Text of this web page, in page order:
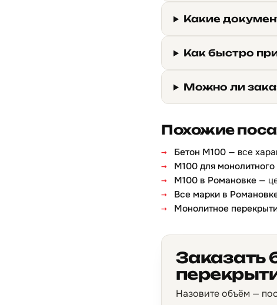
Какие
Как быстро
Можно ли
Похожие
Бетон М100 — все
М100 для
М100 в Романовке —
Все марки в
Монолитное
Заказать
Назовите объём —